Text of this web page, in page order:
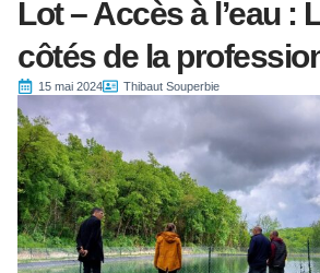
Lot – Accès à l’eau :
côtés de la
15 mai 2024 Thibaut Souperbie